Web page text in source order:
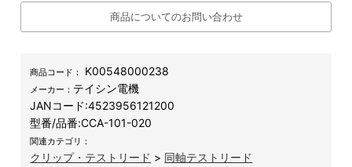
商品についてのお問い合わせ
商品コード： K00548000238
メーカー： テイシン電機
JANコード:4523956121200
型番/品番:CCA-101-020
関連カテゴリ：
クリップ・テストリード > 同軸テストリード